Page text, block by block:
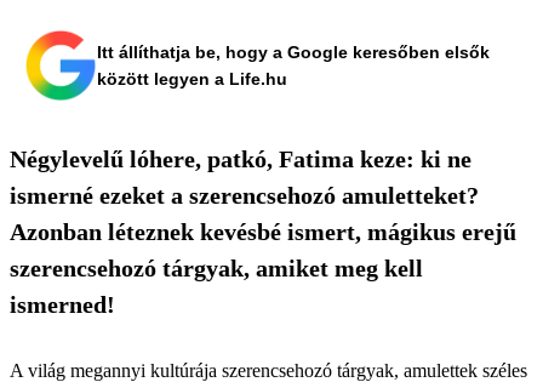
Itt állíthatja be, hogy a Google keresőben elsők
között legyen a Life.hu
Négylevelű lóhere, patkó, Fatima keze: ki ne
ismerné ezeket a szerencsehozó amuletteket?
Azonban léteznek kevésbé ismert, mágikus erejű
szerencsehozó tárgyak, amiket meg kell
ismerned!
A világ megannyi kultúrája szerencsehozó tárgyak, amulettek széles